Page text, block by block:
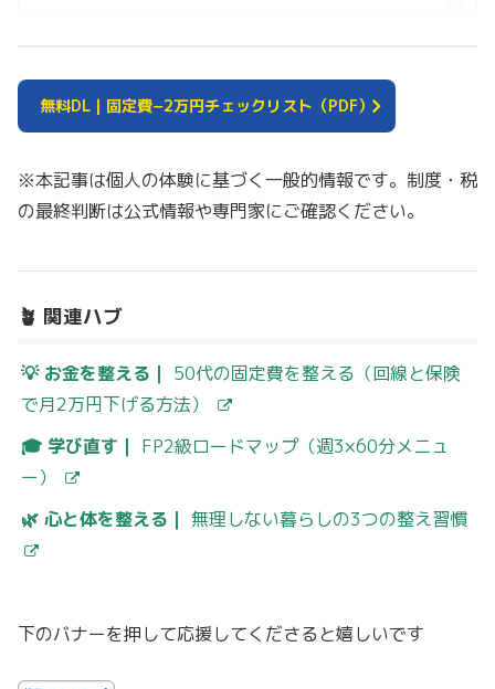
無料DL｜固定費−2万円チェックリスト（PDF）
※本記事は個人の体験に基づく一般的情報です。制度・税
の最終判断は公式情報や専門家にご確認ください。
🪴 関連ハブ
💡 お金を整える｜ 50代の固定費を整える（回線と保険
で月2万円下げる方法）
🎓 学び直す｜ FP2級ロードマップ（週3×60分メニュ
ー）
🌿 心と体を整える｜無理しない暮らしの3つの整え習慣
下のバナーを押して応援してくださると嬉しいです